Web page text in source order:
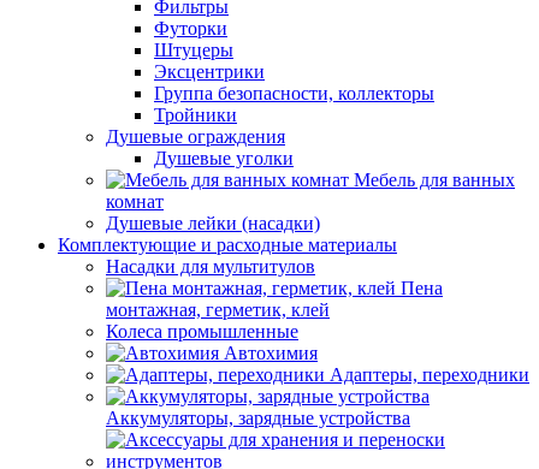
Фильтры
Футорки
Штуцеры
Эксцентрики
Группа безопасности, коллекторы
Тройники
Душевые ограждения
Душевые уголки
Мебель для ванных
комнат
Душевые лейки (насадки)
Комплектующие и расходные материалы
Насадки для мультитулов
Пена
монтажная, герметик, клей
Колеса промышленные
Автохимия
Адаптеры, переходники
Аккумуляторы, зарядные устройства